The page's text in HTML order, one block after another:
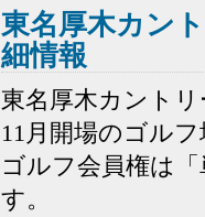
東名厚木カン
細情報
東名厚木カント
11月開場のゴル
ゴルフ会員権は
す。